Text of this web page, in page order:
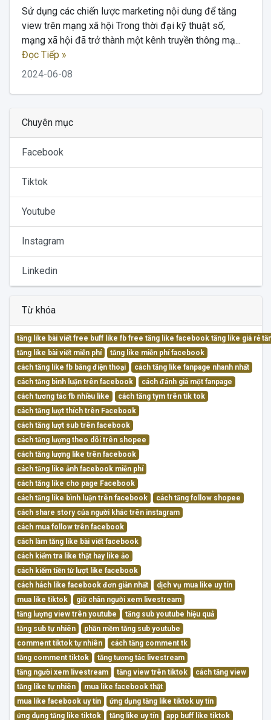
Sử dụng các chiến lược marketing nội dung để tăng
view trên mạng xã hội Trong thời đại kỹ thuật số,
mạng xã hội đã trở thành một kênh truyền thông mạ...
Đọc Tiếp »
2024-06-08
Chuyên mục
Facebook
Tiktok
Youtube
Instagram
Linkedin
Từ khóa
tăng like bài viết free buff like fb free tăng like facebook tăng like giá rẻ
tăng like bài viết miễn phí
tăng like miễn phí facebook
cách tăng like fb bằng điện thoại
cách tăng like fanpage nhanh nhất
cách tăng bình luận trên facebook
cách đánh giá một fanpage
cách tương tác fb nhiều like
cách tăng tym trên tik tok
cách tăng lượt thích trên Facebook
cách tăng lượt sub trên facebook
cách tăng lượng theo dõi trên shopee
cách tăng lượng like trên facebook
cách tăng like ảnh facebook miễn phí
cách tăng like cho page Facebook
cách tăng like bình luận trên facebook
cách tăng follow shopee
cách share story của người khác trên instagram
cách mua follow trên facebook
cách làm tăng like bài viết facebook
cách kiểm tra like thật hay like ảo
cách kiếm tiền từ lượt like facebook
cách hách like facebook đơn giản nhất
dịch vụ mua like uy tín
mua like tiktok
giữ chân người xem livestream
tăng lượng view trên youtube
tăng sub youtube hiệu quả
tăng sub tự nhiên
phần mềm tăng sub youtube
comment tiktok tự nhiên
cách tăng comment tk
tăng comment tiktok
tăng tương tác livestream
tăng người xem livestream
tăng view trên tiktok
cách tăng view
tăng like tự nhiên
mua like facebook thật
mua like facebook uy tín
ứng dụng tăng like tiktok uy tín
ứng dụng tăng like tiktok
tăng like uy tín
app buff like tiktok